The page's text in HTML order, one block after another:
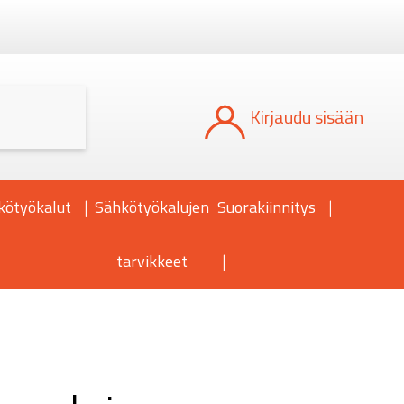
Kun tuloksia tulee, voit selata niitä
Kirjaudu sisään
Sähkötyökalujen
tarvikkeet
Suorakiinnitys